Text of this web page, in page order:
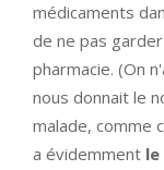
médicaments
de ne pas
pharmacie. (On
nous donnait le
malade, comme
a évidemment